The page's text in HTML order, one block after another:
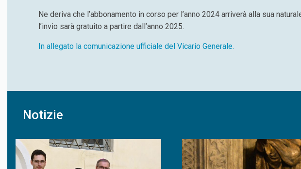
Ne deriva che l’abbonamento in corso per l’anno 2024 arriverà alla sua
l’invio sarà gratuito a partire dall’anno 2025.
In allegato la comunicazione ufficiale del Vicario Generale.
Notizie